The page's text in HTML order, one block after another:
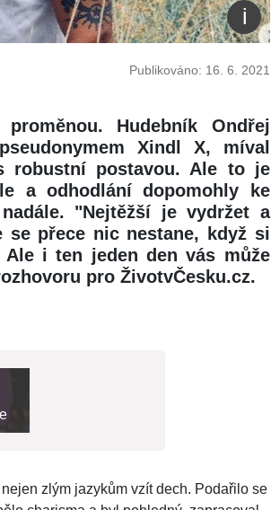
Publikováno: 16. 6. 2021
Hudebník Ondřej
Xindl X, míval
robustní postavou. Ale to je
a odhodlání dopomohly ke
"Nejtěžší je vydržet a
se přece nic nestane, když si
i ten jeden den vás může
pro ŽivotvČesku.cz.
zlým jazykům vzít dech. Podařilo se